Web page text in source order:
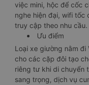
việc mini, hộc để cốc
nghe hiện đại, wifi tốc
truy cập theo nhu cầu.
Ưu điểm
Loại xe giường nằm đi
cho các cặp đôi tạo
riêng tư khi di chuyển
sang trọng, dịch vụ